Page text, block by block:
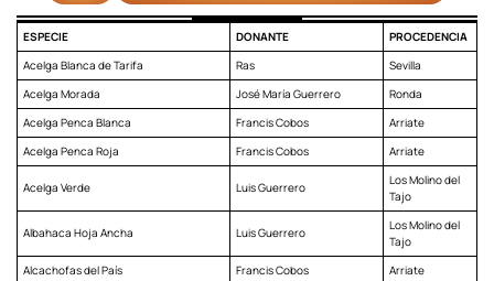
ESPECIE DONANTE
PROCEDENCIA
Acelga Blanca de Tarifa
Ras
Sevilla
Acelga Morada
José María Guerrero
Ronda
Acelga Penca Blanca
Francis Cobos
Arriate
Acelga Penca Roja
Francis Cobos Arriate
Acelga Verde Luis Guerrero
Los Molino del
Tajo
Albahaca Hoja Ancha Luis Guerrero
Los Molino del
Tajo
Alcachofas del País
Francis Cobos Arriate